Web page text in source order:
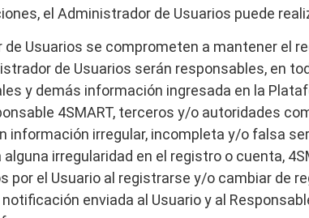
el Administrador de Usuarios puede
de Usuarios se comprometen a mantener el
de Usuarios serán responsables, en
y demás información ingresada en la
4SMART, terceros y/o autoridades
información irregular, incompleta y/o falsa
alguna irregularidad en el registro o cuenta,
por el Usuario al registrarse y/o cambiar de
enviada al Usuario y al